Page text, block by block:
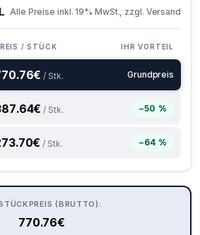
Alle Preise inkl. 19% MwSt., zzgl. Versand
/ STÜCK IHR VORTEIL
€ / Stk. Grundpreis
€ / Stk. −50 %
€ / Stk. −64 %
(BRUTTO):
770.76€